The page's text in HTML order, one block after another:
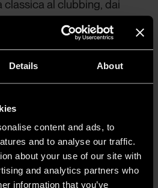
Details About
content and ads, to
and to analyse our traffic.
about your use of our site with
and analytics partners who
information that you’ve
classica al clubbing, dai
privati. Dettagli tecnici,
un focus sulle sorgenti
dei diversi
il racconto, in costante
di Muzio, riportata al suo
con traduzione
. Al termine dell’intervento, ai
di interagire e porre
Luci.